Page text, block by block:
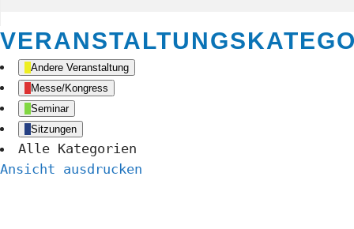
Andere Veranstaltung
Messe/Kongress
Seminar
Sitzungen
Alle Kategorien
Ansicht ausdrucken